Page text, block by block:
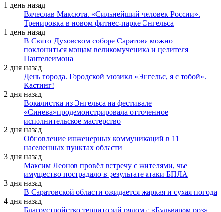
1 день назад
Вячеслав Максюта. «Сильнейший человек России».
Тренировка в новом фитнес-парке Энгельса
1 день назад
В Свято-Духовском соборе Саратова можно
поклониться мощам великомученика и целителя
Пантелеимона
2 дня назад
День города. Городской мюзикл «Энгельс, я с тобой».
Кастинг!
2 дня назад
Вокалистка из Энгельса на фестивале
«Синева»продемонстрировала отточенное
исполнительское мастерство
2 дня назад
Обновление инженерных коммуникаций в 11
населенных пунктах области
3 дня назад
Максим Леонов провёл встречу с жителями, чье
имущество пострадало в результате атаки БПЛА
3 дня назад
В Саратовской области ожидается жаркая и сухая погода
4 дня назад
Благоустройство территорий рядом с «Бульваром роз»